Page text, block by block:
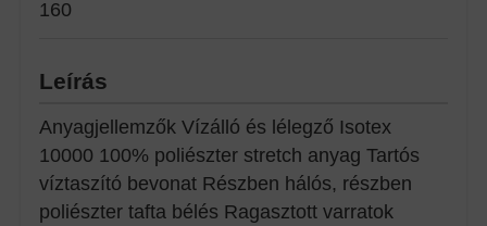
160
Leírás
Anyagjellemzők Vízálló és lélegző Isotex
10000 100% poliészter stretch anyag Tartós
víztaszító bevonat Részben hálós, részben
poliészter tafta bélés Ragasztott varratok